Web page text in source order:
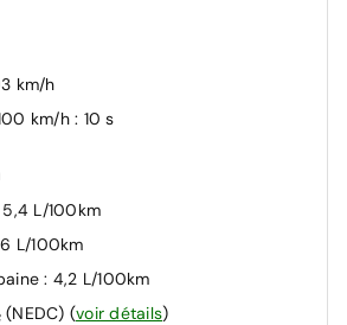
km/h
km/h : 10 s
5,4 L/100km
L/100km
: 4,2 L/100km
(NEDC) (voir détails)